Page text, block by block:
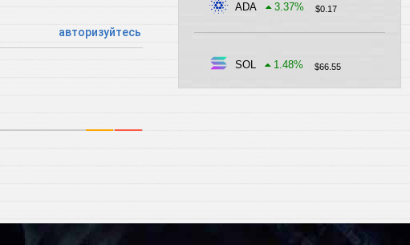
авторизуйтесь
$0.17
ADA 3.37%
$66.55
SOL 1.48%